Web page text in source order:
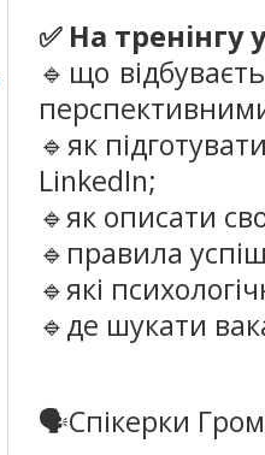
✅ На тренінгу
🔹що
🔹як
LinkedIn;
🔹як описати
🔹правила
🔹які
🔹де шукати
🗣Спікерки